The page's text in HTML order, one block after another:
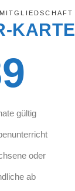
KARTE
gültig
oder
ab